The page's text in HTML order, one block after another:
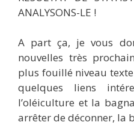
ANALYSONS-LE !
A part ça, je vous
nouvelles très
plus fouillé niveau
quelques liens
l’oléiculture et la
arrêter de déconner, la